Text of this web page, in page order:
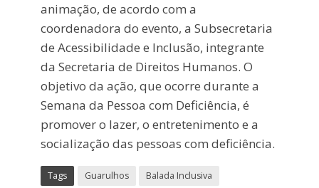
animação, de acordo com a
coordenadora do evento, a Subsecretaria
de Acessibilidade e Inclusão, integrante
da Secretaria de Direitos Humanos. O
objetivo da ação, que ocorre durante a
Semana da Pessoa com Deficiência, é
promover o lazer, o entretenimento e a
socialização das pessoas com deficiência.
Tags Guarulhos Balada Inclusiva